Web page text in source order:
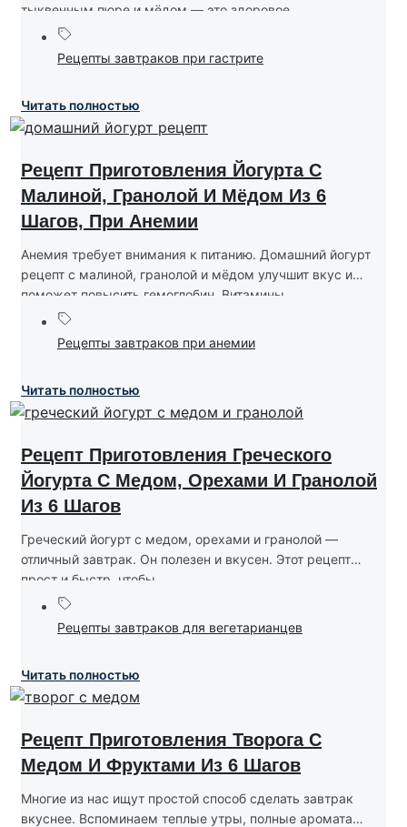
тыквенным пюре и мёдом — это здоровое...
Рецепты завтраков при гастрите
Читать полностью
Рецепт Приготовления Йогурта С
Малиной, Гранолой И Мёдом Из 6
Шагов, При Анемии
Анемия требует внимания к питанию. Домашний йогурт
рецепт с малиной, гранолой и мёдом улучшит вкус и
поможет повысить гемоглобин. Витамины...
Рецепты завтраков при анемии
Читать полностью
Рецепт Приготовления Греческого
Йогурта С Медом, Орехами И Гранолой
Из 6 Шагов
Греческий йогурт с медом, орехами и гранолой —
отличный завтрак. Он полезен и вкусен. Этот рецепт
прост и быстр, чтобы...
Рецепты завтраков для вегетарианцев
Читать полностью
Рецепт Приготовления Творога С
Медом И Фруктами Из 6 Шагов
Многие из нас ищут простой способ сделать завтрак
вкуснее. Вспоминаем теплые утры, полные аромата